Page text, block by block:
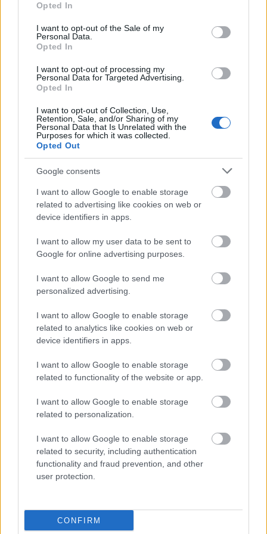
use your data for below specified purposes in below Google
consent section.
Opted In
I want to opt-out of the Sale of my
Personal Data.
Opted In
I want to opt-out of processing my
Personal Data for Targeted Advertising.
Opted In
I want to opt-out of Collection, Use,
Retention, Sale, and/or Sharing of my
Personal Data that Is Unrelated with the
Purposes for which it was collected.
Opted Out
Google consents
I want to allow Google to enable storage
related to advertising like cookies on web or
device identifiers in apps.
I want to allow my user data to be sent to
Google for online advertising purposes.
I want to allow Google to send me
personalized advertising.
I want to allow Google to enable storage
related to analytics like cookies on web or
device identifiers in apps.
I want to allow Google to enable storage
related to functionality of the website or app.
I want to allow Google to enable storage
related to personalization.
I want to allow Google to enable storage
related to security, including authentication
functionality and fraud prevention, and other
user protection.
CONFIRM
"Végre elkezdődött a MESS", kiáltotta tegnap a
szarajevói közönség, hatalmas tapssal üdvözölve a
fiatal tehetséges magyar rendezőt Bodó Viktort,
Vinnai András írót, és Keresztes Tamás színművészt,
"a fő bűnöst" az előadásért. A
LEDARÁLNAKELTÜNTEM című előadást
Magyarország leghíresebb színházának "Katona
József Színház" társulata a MESS fő programjának a
keretén belül játszotta szerdán este a Zenicai
Bosnyák Népszínház színpadán. (...)
A Ledaráltakeltüntem című előadás határtalan,
parttalan az eredetiségével, erőszakosságával,
provokativításával, paradoxiáival, végsőkig elmenő
humorával és sokszínűségével, kabaré és cirkuszi
elemeivel, groteszkségével, filmszerűségével,
táncaival, hullámaival egyszerűen majdnem három
órán át ostromolja a közönséget. Bodó Viktor és
Vinnai András egy teljesen másmilyen Kafkát
mutatnak be nekünk, a komikus Kafkát, de az ő pere
ami az előadás lényegét alkotja, megközelíti a mi
Ilyen élő előadást - értettek egyet azok, akik
látták- csakis a budapesti Katona József Színház
egyike azon ritka európai színházaknak, ahol a
színészek arra vannak kiképezve, hogy mindent
I.P. (San, 2005. 10. 21)
"A budapesti Katona József Színház, a
Ledarálnakeltüntem című előadása, melyet a
utolsó pillanatban visszaadta a MESS rangjába
vetett bizalom komolyságát és hitét. (...) Ennek a